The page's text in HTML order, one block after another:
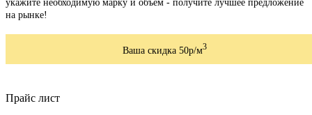
укажите необходимую марку и объем - получите лучшее предложение
на рынке!
Ваша скидка 50р/м3
Прайс лист